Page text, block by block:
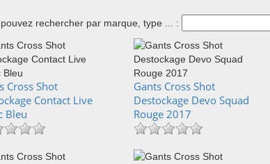
rechercher par marque, type ... :
Cross Shot
Contact Live
Bleu
Gants Cross Shot
Destockage Devo Squad
Rouge 2017